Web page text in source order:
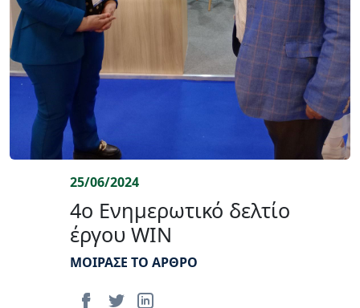
25/06/2024
4o Ενημερωτικό δελτίο
έργου WIN
ΜΟΙΡΑΣΕ ΤΟ ΑΡΘΡΟ